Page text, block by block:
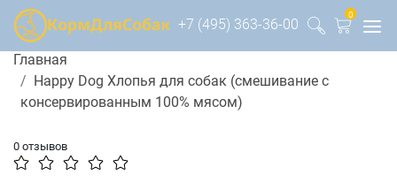
+7 (495) 363-36-00
0
Главная
Happy Dog Хлопья для собак (смешивание с
консервированным 100% мясом)
0 отзывов